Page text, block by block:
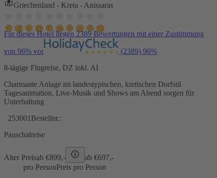
Griechenland - Kreta - Anissaras
Für dieses Hotel liegen 2389 Bewertungen mit einer Zustimmung
von 96% vor (2389) 96%
8-tägige Flugreise, DZ inkl. AI
Charmante Anlage im landestypischen, kretischen Dorfstil
Tagesanimation, Live-Musik und Shows am Abend sorgen für
Unterhaltung
253001 Bestellnr.:
Pauschalreise
Alter Preisab €899,- ab €697,-
pro PersonPreis pro Person